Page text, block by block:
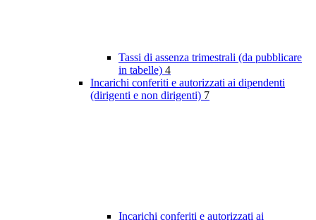
Tassi di assenza trimestrali (da pubblicare
in tabelle) 4
Incarichi conferiti e autorizzati ai dipendenti
(dirigenti e non dirigenti) 7
Incarichi conferiti e autorizzati ai